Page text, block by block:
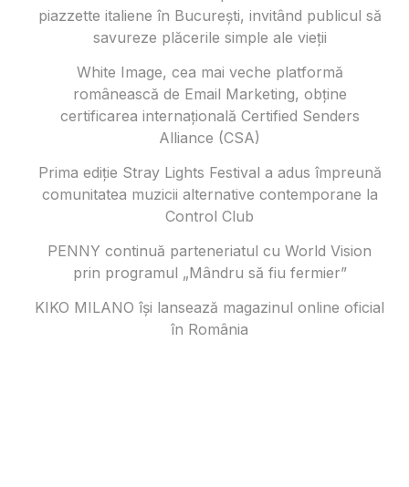
piazzette italiene în București, invitând publicul să
savureze plăcerile simple ale vieții
White Image, cea mai veche platformă
românească de Email Marketing, obține
certificarea internațională Certified Senders
Alliance (CSA)
Prima ediție Stray Lights Festival a adus împreună
comunitatea muzicii alternative contemporane la
Control Club
PENNY continuă parteneriatul cu World Vision
prin programul „Mândru să fiu fermier”
KIKO MILANO își lansează magazinul online oficial
în România